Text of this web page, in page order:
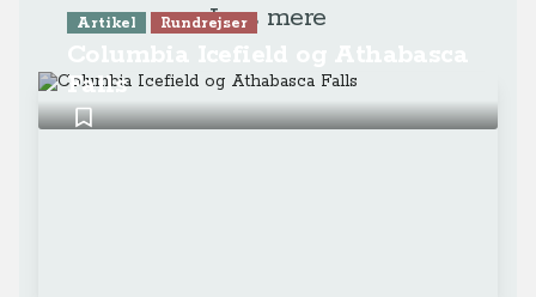
Læs mere
Artikel Rundrejser
Falls